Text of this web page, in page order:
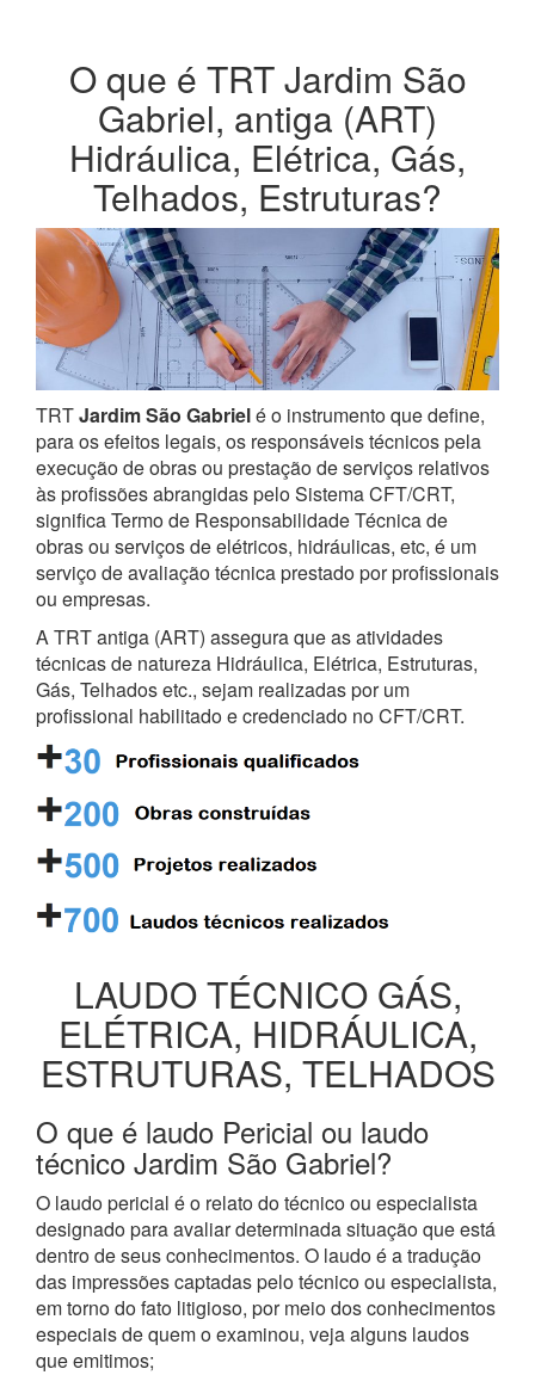
O que é TRT Jardim São
Gabriel, antiga (ART)
Hidráulica, Elétrica, Gás,
Telhados, Estruturas?
TRTJardim São Gabrielé o instrumento que define,
para os efeitos legais, os responsáveis técnicos pela
execução de obras ou prestação de serviços relativos
às profissões abrangidas pelo Sistema CFT/CRT,
significa Termo de Responsabilidade Técnica de
obras ou serviços de elétricos, hidráulicas, etc, é um
serviço de avaliação técnica prestado por profissionais
ou empresas.
A TRT antiga (ART) assegura que as atividades
técnicas de natureza Hidráulica, Elétrica, Estruturas,
Gás, Telhados etc., sejam realizadas por um
profissional habilitado e credenciado no CFT/CRT.
LAUDO TÉCNICO GÁS,
ELÉTRICA, HIDRÁULICA,
ESTRUTURAS, TELHADOS
O que é laudo Pericial ou laudo
técnico Jardim São Gabriel?
O laudo pericial é o relato do técnico ou especialista
designado para avaliar determinada situação que está
dentro de seus conhecimentos. O laudo é a tradução
das impressões captadas pelo técnico ou especialista,
em torno do fato litigioso, por meio dos conhecimentos
especiais de quem o examinou, veja alguns laudos
que emitimos;